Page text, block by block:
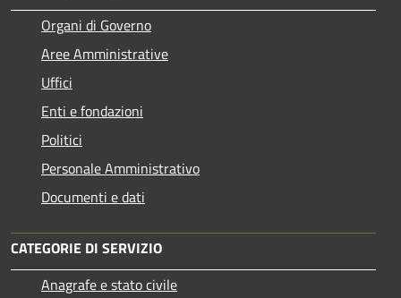
Organi di Governo
Aree Amministrative
Uffici
Enti e fondazioni
Politici
Personale Amministrativo
Documenti e dati
CATEGORIE DI SERVIZIO
Anagrafe e stato civile